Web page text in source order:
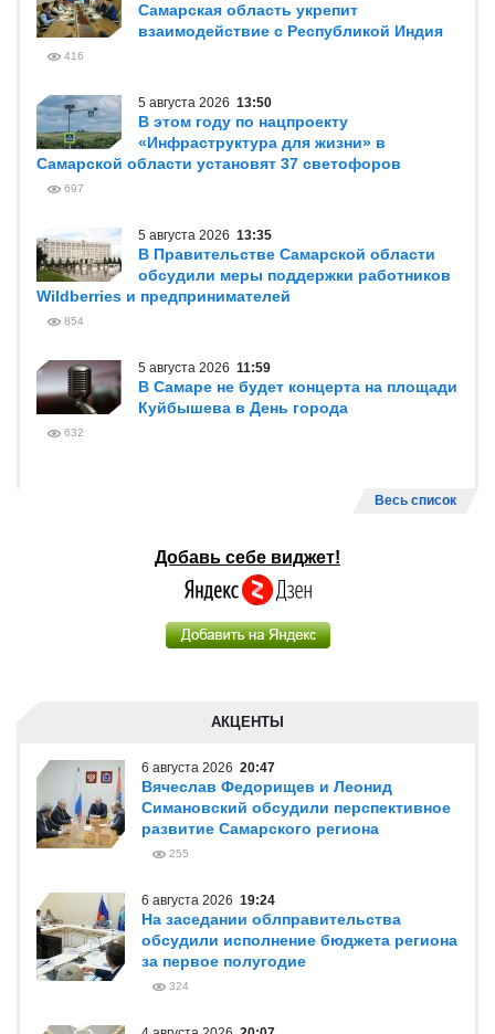
Самарская область укрепит
взаимодействие с Республикой Индия
416
5 августа 2026 13:50
В этом году по нацпроекту
«Инфраструктура для жизни» в
Самарской области установят 37 светофоров
697
5 августа 2026 13:35
В Правительстве Самарской области
обсудили меры поддержки работников
Wildberries и предпринимателей
854
5 августа 2026 11:59
В Самаре не будет концерта на площади
Куйбышева в День города
632
Весь список
Добавь себе виджет!
АКЦЕНТЫ
6 августа 2026 20:47
Вячеслав Федорищев и Леонид
Симановский обсудили перспективное
развитие Самарского региона
255
6 августа 2026 19:24
На заседании облправительства
обсудили исполнение бюджета региона
за первое полугодие
324